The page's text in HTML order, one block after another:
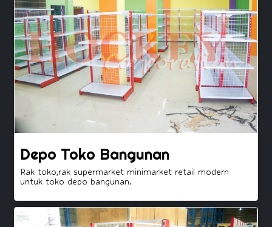
Depo Toko Bangunan
Rak toko,rak supermarket minimarket retail modern
untuk toko depo bangunan.